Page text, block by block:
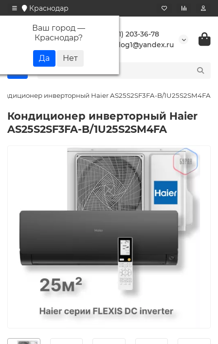
Краснодар
Ваш город —
Краснодар?
+7 (861) 203-36-78
buranlog1@yandex.ru
инверторный Haier AS25S2SF3FA-B/1U25S2SM4FA
Кондиционер инверторный Haier
AS25S2SF3FA-B/1U25S2SM4FA